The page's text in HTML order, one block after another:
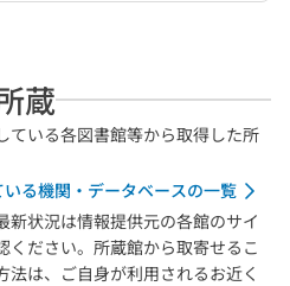
蔵
ている各図書館等から取得した所
る機関・データベースの一覧
新状況は情報提供元の各館のサイ
ください。所蔵館から取寄せるこ
法は、ご自身が利用されるお近く